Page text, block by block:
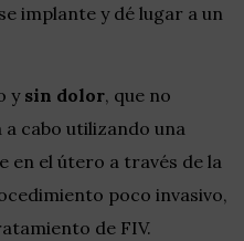
implante y dé lugar a un
y sin dolor, que no
a cabo utilizando una
en el útero a través de la
poco invasivo,
de FIV.